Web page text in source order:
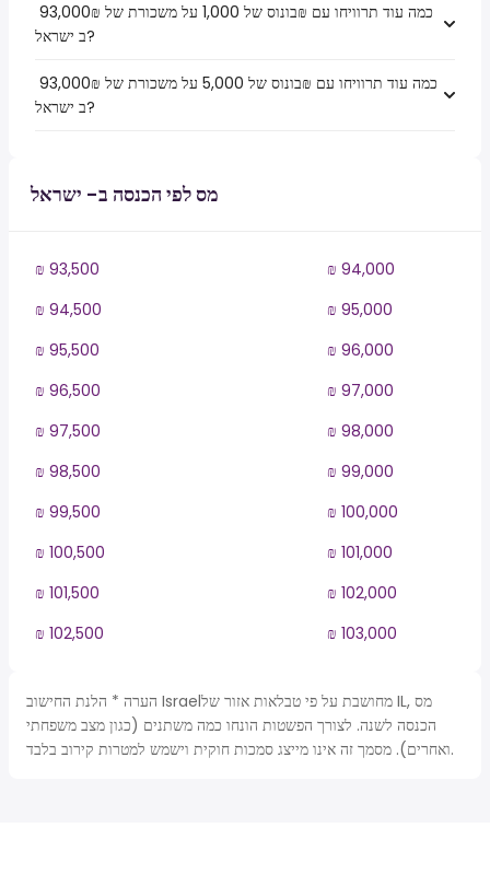
ב ישראל?
ב ישראל?
מס לפי הכנסה ב- ישראל
₪ 93,500
₪ 94,000
₪ 94,500
₪ 95,000
₪ 95,500
₪ 96,000
₪ 96,500
₪ 97,000
₪ 97,500
₪ 98,000
₪ 98,500
₪ 99,000
₪ 99,500
₪ 100,000
₪ 100,500
₪ 101,000
₪ 101,500
₪ 102,000
₪ 102,500
₪ 103,000
הערה * הלנת החישוב Israelמחושבת על פי טבלאות אזור של IL, מס
הכנסה לשנה. לצורך הפשטות הונחו כמה משתנים (כגון מצב משפחתי
ואחרים). מסמך זה אינו מייצג סמכות חוקית וישמש למטרות קירוב בלבד.